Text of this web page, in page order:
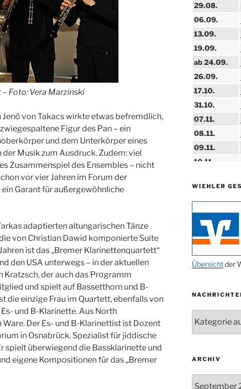
Foto: Vera Marzinski
Jenö von Takacs wirkte etwas befremdlich,
Figur des Pan – ein
und dem Unterkörper eines
Musik zum Ausdruck. Zudem: viel
Zusammenspiel des Ensembles – nicht
vor vier Jahren im Forum der
ein Garant für außergewöhnliche
adaptierten altungarischen Tänze
von Christian Dawid komponierte Suite
ist das „Bremer Klarinettenquartett“
den USA unterwegs – in der aktuellen
Kratzsch, der auch das Programm
und spielt auf Bassetthorn und B-
die einzige Frau im Quartett, ebenfalls von
und B-Klarinette. Aus North
Der Es- und B-Klarinettist ist Dozent
in Osnabrück. Spezialist für jiddische
spielt überwiegend die Bassklarinette und
eigene Kompositionen für das „Bremer
29.08.
06.09.
13.09.
19.09.
ab 24.09.
26.09.
17.10.
31.10.
07.11.
08.11.
09.11.
10.11.
14.11.
15.11.
15.11.
27.11.
29.11.
06.12.
24.09. bis
10.12.
WIEHLER
Übersichtder
ARCHIV